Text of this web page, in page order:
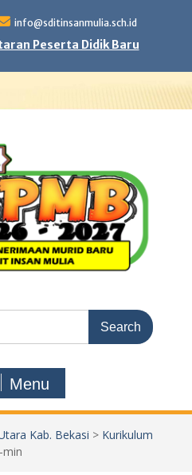
info@sditinsanmulia.sch.id
Peserta Didik Baru
Menu
Kab. Bekasi > Kurikulum
min